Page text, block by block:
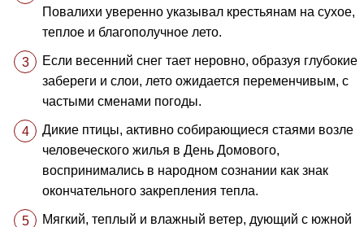
Повалихи уверенно указывал крестьянам на сухое,
теплое и благополучное лето.
Если весенний снег тает неровно, образуя глубокие
забереги и слои, лето ожидается переменчивым, с
частыми сменами погоды.
Дикие птицы, активно собирающиеся стаями возле
человеческого жилья в День Домового,
воспринимались в народном сознании как знак
окончательного закрепления тепла.
Мягкий, теплый и влажный ветер, дующий с южной